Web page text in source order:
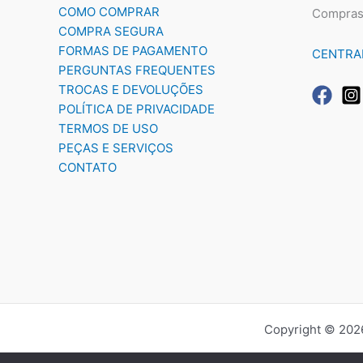
COMO COMPRAR
COMPRA SEGURA
FORMAS DE PAGAMENTO
PERGUNTAS FREQUENTES
TROCAS E DEVOLUÇÕES
POLÍTICA DE PRIVACIDADE
TERMOS DE USO
PEÇAS E SERVIÇOS
CONTATO
Copyright ©